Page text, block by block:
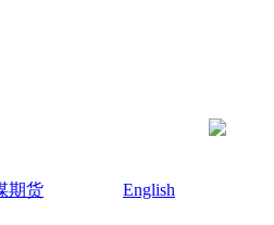
期货
English